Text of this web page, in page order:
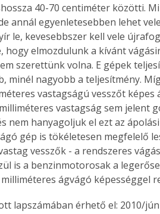
40-70 centiméter közötti.
annál egyenletesebben lehet
le, kevesebbszer kell vele
hogy elmozdulunk a kívánt
szerettünk volna. E gépek
minél nagyobb a teljesítmény.
vastagságú vesszőt képes
vastagság sem jelent
nem hanyagoljuk el ezt az
gép is tökéletesen megfelelő
vesszők - a rendszeres vágás
is a benzinmotorosak a
ágvágó képességgel
lapszámában érhető el: 2010/